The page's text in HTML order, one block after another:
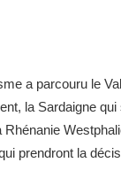
a parcouru le
la Sardaigne
prendront la